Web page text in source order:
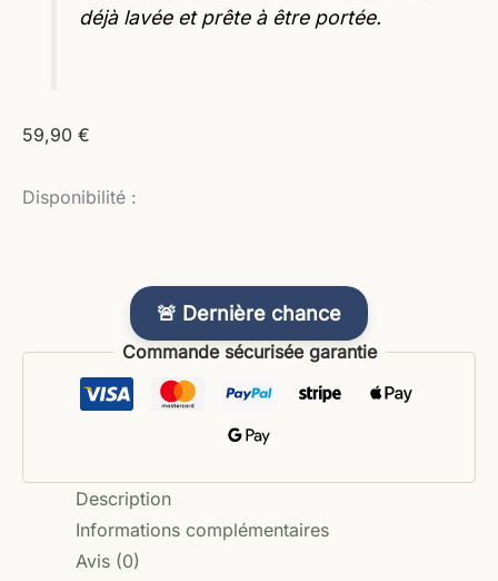
déjà lavée et prête à être portée.
59,90 €
Disponibilité :
🚨 Dernière chance
Commande sécurisée garantie
Description
Informations complémentaires
Avis (0)